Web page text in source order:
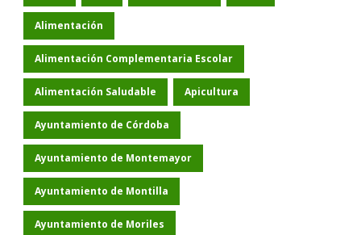
Alimentación
Alimentación Complementaria Escolar
Alimentación Saludable Apicultura
Ayuntamiento de Córdoba
Ayuntamiento de Montemayor
Ayuntamiento de Montilla
Ayuntamiento de Moriles